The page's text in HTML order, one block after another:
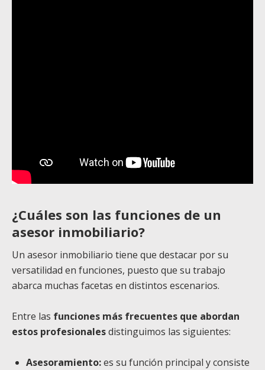
¿Cuáles son las funciones de un
asesor inmobiliario?
Un asesor inmobiliario tiene que destacar por su
versatilidad en funciones, puesto que su trabajo
abarca muchas facetas en distintos escenarios.
Entre las funciones más frecuentes que abordan
estos profesionalesdistinguimos las siguientes:
Asesoramiento:es su función principal y consiste